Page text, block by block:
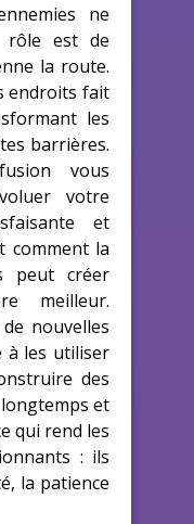
ne
rôle est de
la route.
endroits fait
les
barrières.
vous
votre
et
comment la
peut créer
meilleur.
nouvelles
à les utiliser
des
et
qui rend les
: ils
la patience